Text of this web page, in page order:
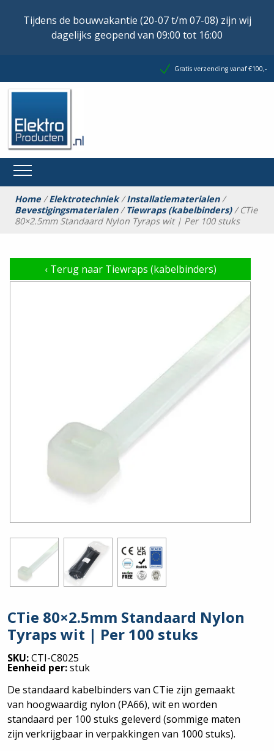
Tijdens de bouwvakantie (20-07 t/m 07-08) zijn wij
dagelijks geopend van 09:00 tot 16:00
Gratis verzending vanaf €100,-
Home/Elektrotechniek/Installatiematerialen/
Bevestigingsmaterialen/Tiewraps (kabelbinders)/ CTie
80×2.5mm Standaard Nylon Tyraps wit | Per 100 stuks
‹Terug naar Tiewraps (kabelbinders)
CTie 80×2.5mm Standaard Nylon
Tyraps wit | Per 100 stuks
SKU:CTI-C8025
Eenheid per:stuk
De standaard kabelbinders van CTie zijn gemaakt
van hoogwaardig nylon (PA66), wit en worden
standaard per 100 stuks geleverd (sommige maten
zijn verkrijgbaar in verpakkingen van 1000 stuks).